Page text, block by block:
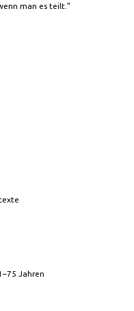
man es teilt."
Jahren